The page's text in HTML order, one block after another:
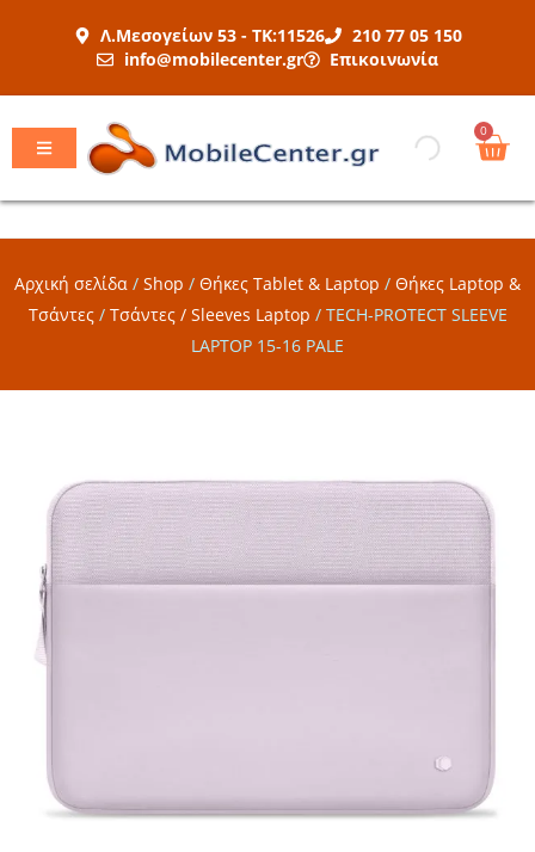
Λ.Μεσογείων 53 - ΤΚ:11526
210 77 05 150
info@mobilecenter.gr
Επικοινωνία
0
Αρχική σελίδα / Shop / Θήκες Tablet & Laptop / Θήκες Laptop &
Τσάντες/ Τσάντες / Sleeves Laptop / TECH-PROTECT SLEEVE
LAPTOP 15-16 PALE